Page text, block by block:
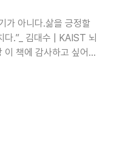
가 아니다.삶을 긍정할
다.”_ 김대수 | KAIST 뇌
책에 감사하고 싶어진